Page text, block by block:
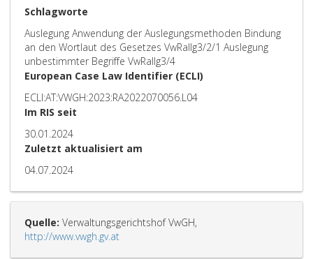
Schlagworte
Auslegung Anwendung der Auslegungsmethoden Bindung
an den Wortlaut des Gesetzes VwRallg3/2/1 Auslegung
unbestimmter Begriffe VwRallg3/4
European Case Law Identifier (ECLI)
ECLI:AT:VWGH:2023:RA2022070056.L04
Im RIS seit
30.01.2024
Zuletzt aktualisiert am
04.07.2024
Quelle: Verwaltungsgerichtshof VwGH,
http://www.vwgh.gv.at